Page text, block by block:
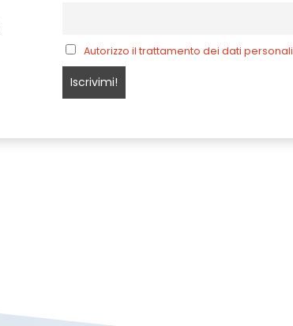
Autorizzo il trattamento dei dati personali